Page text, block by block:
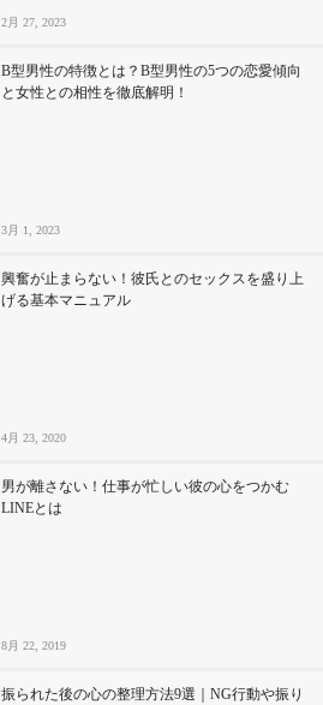
2月 27, 2023
B型男性の特徴とは？B型男性の5つの恋愛傾向
と女性との相性を徹底解明！
3月 1, 2023
興奮が止まらない！彼氏とのセックスを盛り上
げる基本マニュアル
4月 23, 2020
男が離さない！仕事が忙しい彼の心をつかむ
LINEとは
8月 22, 2019
振られた後の心の整理方法9選｜NG行動や振り